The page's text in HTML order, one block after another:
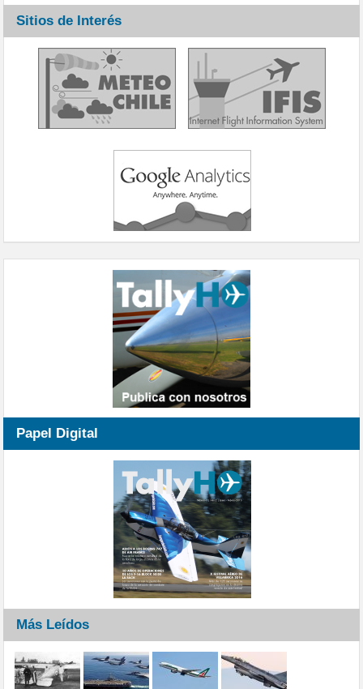
Sitios de Interés
Papel Digital
Más Leídos